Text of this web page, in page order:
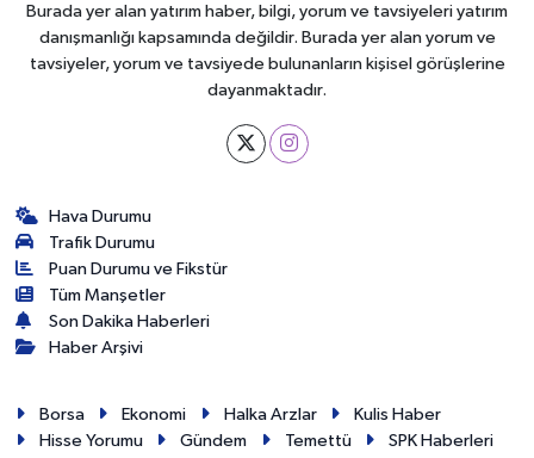
Burada yer alan yatırım haber, bilgi, yorum ve tavsiyeleri yatırım
danışmanlığı kapsamında değildir. Burada yer alan yorum ve
tavsiyeler, yorum ve tavsiyede bulunanların kişisel görüşlerine
dayanmaktadır.
Hava Durumu
Trafik Durumu
Puan Durumu ve Fikstür
Tüm Manşetler
Son Dakika Haberleri
Haber Arşivi
Borsa Ekonomi Halka Arzlar
Kulis Haber
Hisse Yorumu
Gündem Temettü
SPK Haberleri